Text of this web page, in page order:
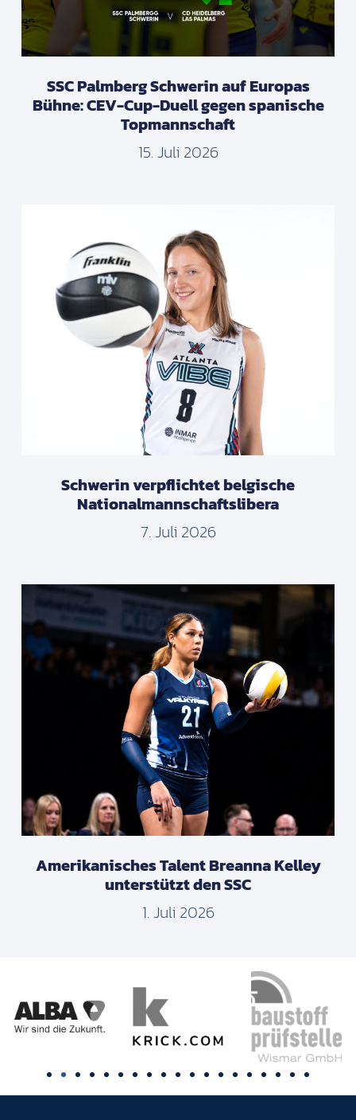
SSC Palmberg Schwerin auf Europas
Bühne: CEV-Cup-Duell gegen spanische
Topmannschaft
15. Juli 2026
Schwerin verpflichtet belgische
Nationalmannschaftslibera
7. Juli 2026
Amerikanisches Talent Breanna Kelley
unterstützt den SSC
1. Juli 2026